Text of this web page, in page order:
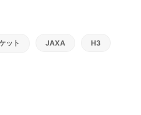
ット JAXA H3